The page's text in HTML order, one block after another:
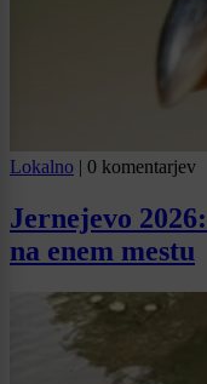
Lokalno | 0 komentarjev
Jernejevo
na enem mestu